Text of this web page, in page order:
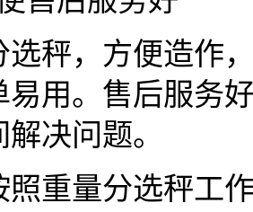
选秤，方便造作
易用。售后服务
决问题。
照重量分选秤工